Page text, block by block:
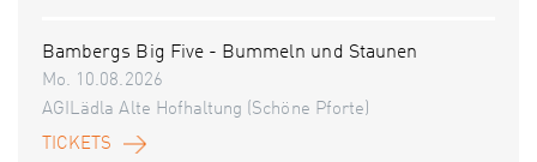
Bambergs Big Five - Bummeln und Staunen
Mo. 10.08.2026
AGILädla Alte Hofhaltung (Schöne Pforte)
TICKETS